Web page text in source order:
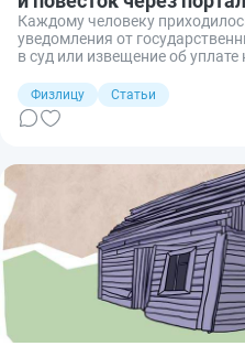
Каждому человеку
уведомления от
в суд или извещение об
приходят не только
соответствующим
Разбираемся, имеют ли такие
доставленными.
Физлицу
Статьи